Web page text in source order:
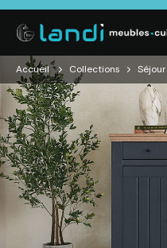
Accueil Collections Séjour